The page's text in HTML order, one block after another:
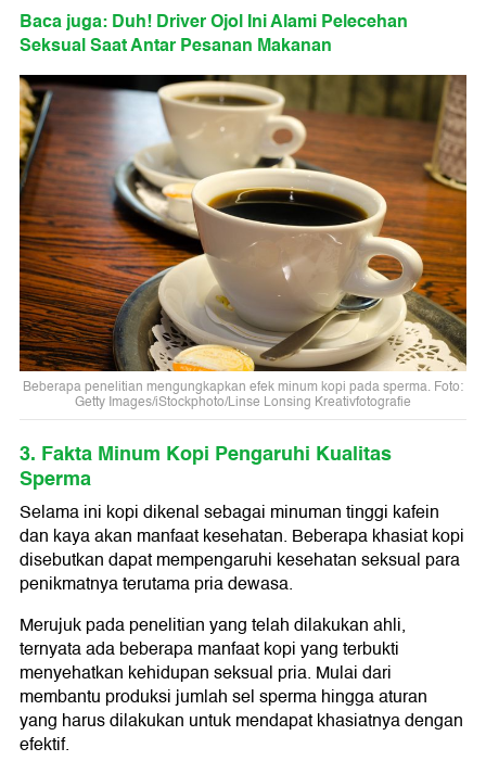
Baca juga: Duh! Driver Ojol Ini Alami Pelecehan
Seksual Saat Antar Pesanan Makanan
Beberapa penelitian mengungkapkan efek minum kopi pada sperma. Foto:
Getty Images/iStockphoto/Linse Lonsing Kreativfotografie
3. Fakta Minum Kopi Pengaruhi Kualitas
Sperma
Selama ini kopi dikenal sebagai minuman tinggi kafein
dan kaya akan manfaat kesehatan. Beberapa khasiat kopi
disebutkan dapat mempengaruhi kesehatan seksual para
penikmatnya terutama pria dewasa.
Merujuk pada penelitian yang telah dilakukan ahli,
ternyata ada beberapa manfaat kopi yang terbukti
menyehatkan kehidupan seksual pria. Mulai dari
membantu produksi jumlah sel sperma hingga aturan
yang harus dilakukan untuk mendapat khasiatnya dengan
efektif.